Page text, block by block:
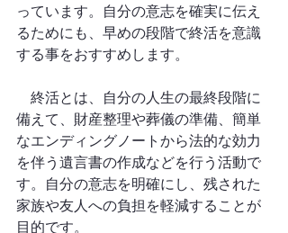
っています。自分の意志を確実に伝え
るためにも、早めの段階で終活を意識
する事をおすすめします。
終活とは、自分の人生の最終段階に
備えて、財産整理や葬儀の準備、簡単
なエンディングノートから法的な効力
を伴う遺言書の作成などを行う活動で
す。自分の意志を明確にし、残された
家族や友人への負担を軽減することが
目的です。